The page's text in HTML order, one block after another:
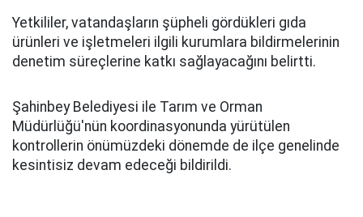
Yetkililer, vatandaşların şüpheli gördükleri gıda
ürünleri ve işletmeleri ilgili kurumlara bildirmelerinin
denetim süreçlerine katkı sağlayacağını belirtti.
Şahinbey Belediyesi ile Tarım ve Orman
Müdürlüğü'nün koordinasyonunda yürütülen
kontrollerin önümüzdeki dönemde de ilçe genelinde
kesintisiz devam edeceği bildirildi.